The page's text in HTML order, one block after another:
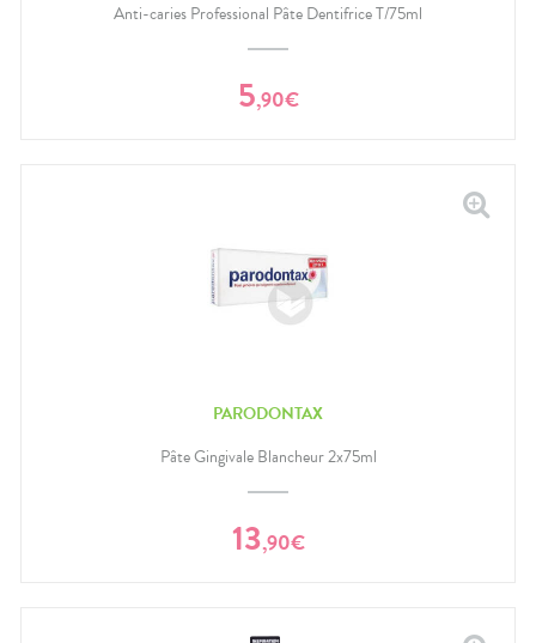
Anti-caries Professional Pâte Dentifrice T/75ml
5,90€
PARODONTAX
Pâte Gingivale Blancheur 2x75ml
13,90€